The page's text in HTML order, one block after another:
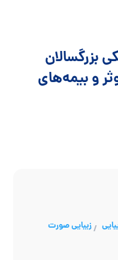
بزرگسالان
و بیمه‌های
/زیبایی صورت